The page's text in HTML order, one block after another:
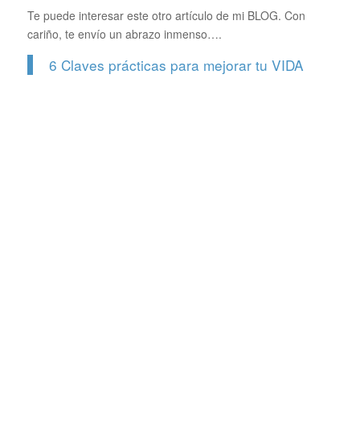
Te puede interesar este otro artículo de mi BLOG. Con
cariño, te envío un abrazo inmenso….
6 Claves prácticas para mejorar tu VIDA